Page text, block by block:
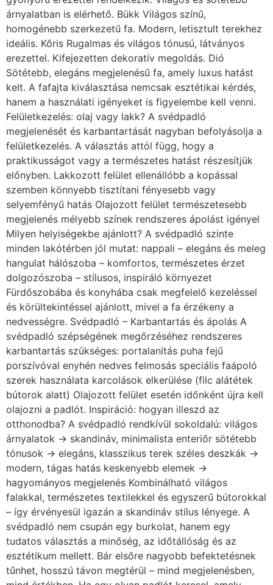
előnyben. Lakkozott felület ellenállóbb a kopással
szemben könnyebb tisztítani fényesebb vagy
selyemfényű hatás Olajozott felület természetesebb
megjelenés mélyebb színek rendszeres ápolást igényel
Milyen helyiségekbe ajánlott? A svédpadló szinte
minden lakótérben jól mutat: nappali – elegáns és meleg
hangulat hálószoba – komfortos, természetes érzet
dolgozószoba – stílusos, inspiráló környezet
Fürdőszobába és konyhába csak megfelelő kezeléssel
és körültekintéssel ajánlott, mivel a fa érzékeny a
nedvességre. Svédpadló – Karbantartás és ápolás A
svédpadló szépségének megőrzéséhez rendszeres
karbantartás szükséges: portalanítás puha fejű
porszívóval enyhén nedves felmosás speciális faápoló
szerek használata karcolások elkerülése (filc alátétek
bútorok alatt) Olajozott felület esetén időnként újra kell
olajozni a padlót. Inspiráció: hogyan illeszd az
otthonodba? A svédpadló rendkívül sokoldalú: világos
árnyalatok → skandináv, minimalista enteriőr sötétebb
tónusok → elegáns, klasszikus terek széles deszkák →
modern, tágas hatás keskenyebb elemek →
hagyományos megjelenés Kombinálható világos
falakkal, természetes textilekkel és egyszerű bútorokkal
– így érvényesül igazán a skandináv stílus lényege. A
svédpadló nem csupán egy burkolat, hanem egy
tudatos választás a minőség, az időtállóság és az
esztétikum mellett. Bár elsőre nagyobb befektetésnek
tűnhet, hosszú távon megtérül – mind megjelenésben,
mind értékben. Ha egy olyan padlót keresel, amely
elegáns, természetes és tartós, a svédpadló az egyik
legjobb döntés, amit hozhatsz. Kövessen bennünket
Facebookon is! Partnereink Duna Parketta Pilis Duna
Parketta Bécsi út Sopro Hungária Kft. Golép Kft.
Szolgáltatási területeink Laminált padló, műfű, bio padló
Salgótarján, Laminált padló, műfű, bio padló
Balassagyarmat, Laminált padló Bátonyterenye
Melegburkolás Salgótarján, Melegburkolás
Balassagyarmat, Melegburkolás Bátonyterenye,
Laminált padló Budapest, Laminált padló Érd, Laminált
padló Dunakeszi, Laminált padló Cegléd Laminált padló